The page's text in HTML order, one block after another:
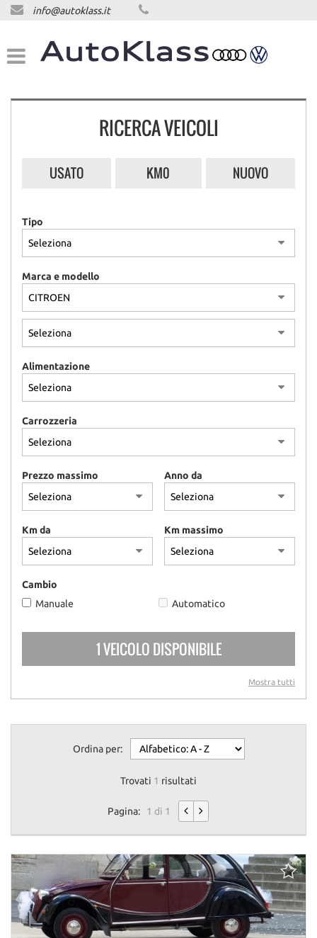
HOME
LISTA VEICOLI
ACQUISTIAMO USATO
NEWS
NEWS
AREA COMMERCIANTI
info@autoklass.it
RICERCA VEICOLI
USATO KM0 NUOVO
Tipo
Marca e modello
Alimentazione
Carrozzeria
Prezzo massimo Anno da
Km da Km massimo
Cambio
Manuale
Automatico
1 VEICOLO DISPONIBILE
Mostra tutti
Ordina per:
Trovati 1 risultati
Pagina: 1 di 1